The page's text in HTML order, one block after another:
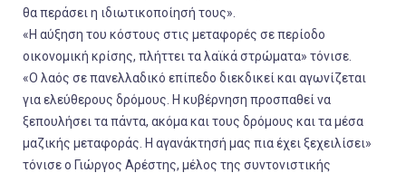
θα περάσει η ιδιωτικοποίησή τους».
«Η αύξηση του κόστους στις μεταφορές σε περίοδο
οικονομική κρίσης, πλήττει τα λαϊκά στρώματα» τόνισε.
«Ο λαός σε πανελλαδικό επίπεδο διεκδικεί και αγωνίζεται
για ελεύθερους δρόμους. Η κυβέρνηση προσπαθεί να
ξεπουλήσει τα πάντα, ακόμα και τους δρόμους και τα μέσα
μαζικής μεταφοράς. Η αγανάκτησή μας πια έχει ξεχειλίσει»
τόνισε ο Γιώργος Αρέστης, μέλος της συντονιστικής